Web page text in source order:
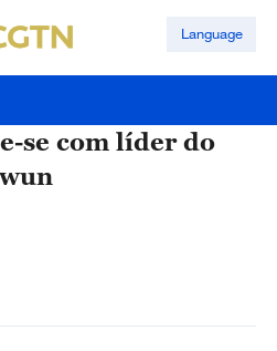
Language
se com líder do